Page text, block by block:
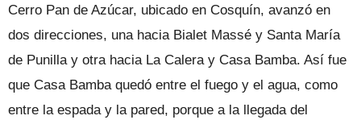
Cerro Pan de Azúcar, ubicado en Cosquín, avanzó en
dos direcciones, una hacia Bialet Massé y Santa María
de Punilla y otra hacia La Calera y Casa Bamba. Así fue
que Casa Bamba quedó entre el fuego y el agua, como
entre la espada y la pared, porque a la llegada del